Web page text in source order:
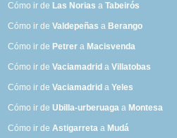
Cómo ir de Las Norias aTabeirós
Cómo ir deValdepeñas a Berango
Cómo ir de Petrer a Macisvenda
Cómo ir deVaciamadrid aVillatobas
Cómo ir deVaciamadrid aYeles
Cómo ir deUbilla-urberuaga a Montesa
Cómo ir deAstigarreta a Mudá